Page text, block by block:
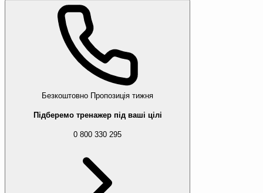
Безкоштовно Пропозиція тижня
Підберемо тренажер під ваші цілі
0 800 330 295